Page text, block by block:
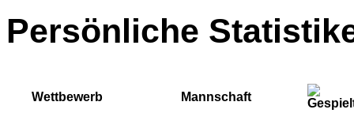
Persönliche
Wettbewerb Mannschaft